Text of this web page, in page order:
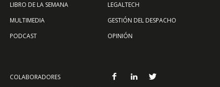
LIBRO DE LA SEMANA
MULTIMEDIA
PODCAST
LEGALTECH
GESTIÓN DEL DESPACHO
OPINIÓN
COLABORADORES